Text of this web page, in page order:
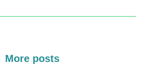
More posts